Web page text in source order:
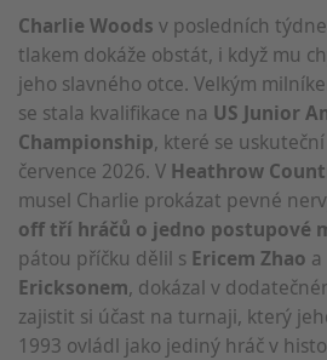
Charlie Woods v posledních
tlakem dokáže obstát, i když mu
jeho slavného otce. Velkým
se stala kvalifikace na US Junior
Championship, které se
července 2026. V Heathrow
musel Charlie prokázat pevné
off tří hráčů o jedno postupové
pátou příčku dělil s Ericem Zhao a
Ericksonem, dokázal v
zajistit si účast na turnaji, který
1993 ovládl jako jediný hráč v